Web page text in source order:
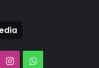
InstagramWhatsApp